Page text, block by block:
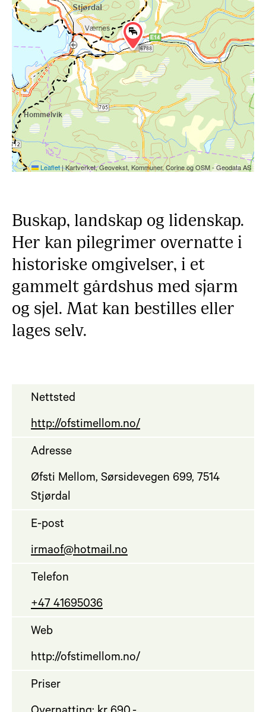
Leaflet|Kartverket, Geovekst, Kommuner, Corine og OSM - Geodata AS
Buskap, landskap og lidenskap.
Her kan pilegrimer overnatte i
historiske omgivelser, i et
gammelt gårdshus med sjarm
og sjel. Mat kan bestilles eller
lages selv.
Nettsted
http://ofstimellom.no/
Adresse
Øfsti Mellom, Sørsidevegen 699, 7514
Stjørdal
E-post
irmaof@hotmail.no
Telefon
+47 41695036
Web
http://ofstimellom.no/
Priser